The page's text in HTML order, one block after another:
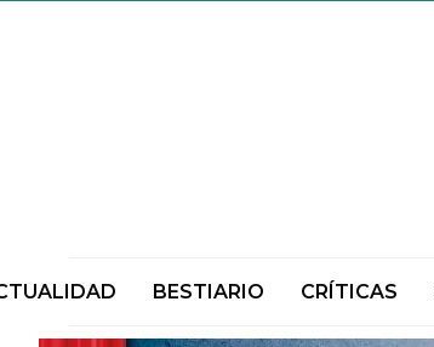
BESTIARIO CRÍTICAS